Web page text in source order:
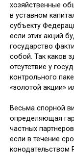
хозяйственные
в уставном
субъекту
если этих акций
государство
собой. Так каков
отсутствие у
контрольно­го
«золотой акции»
Весьма спорной
определяющая
частных
если в течение
конодательством